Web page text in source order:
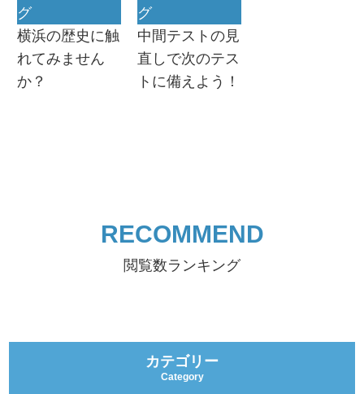
グ
横浜の歴史に触
れてみません
か？
グ
中間テストの見
直しで次のテス
トに備えよう！
RECOMMEND
閲覧数ランキング
カテゴリー
Category